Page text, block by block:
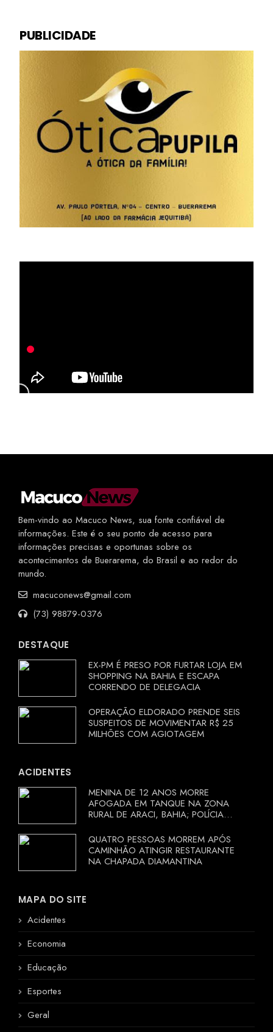
PUBLICIDADE
Bem-vindo ao Macuco News, sua fonte confiável de
informações. Este é o seu ponto de acesso para
informações precisas e oportunas sobre os
acontecimentos de Buerarema, do Brasil e ao redor do
mundo.
macuconews@gmail.com
(73) 98879-0376
DESTAQUE
EX-PM É PRESO POR FURTAR LOJA EM
SHOPPING NA BAHIA E ESCAPA
CORRENDO DE DELEGACIA
OPERAÇÃO ELDORADO PRENDE SEIS
SUSPEITOS DE MOVIMENTAR R$ 25
MILHÕES COM AGIOTAGEM
ACIDENTES
MENINA DE 12 ANOS MORRE
AFOGADA EM TANQUE NA ZONA
RURAL DE ARACI, BAHIA; POLÍCIA
QUATRO PESSOAS MORREM APÓS
CAMINHÃO ATINGIR RESTAURANTE
NA CHAPADA DIAMANTINA
MAPA DO SITE
Acidentes
Economia
Educação
Esportes
Geral